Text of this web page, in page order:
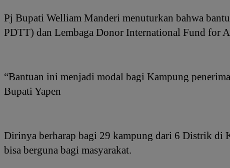
Pj Bupati Welliam Manderi menuturkan bahwa
PDTT) dan Lembaga Donor International Fund for
“Bantuan ini menjadi modal bagi Kampung
Bupati Yapen
Dirinya berharap bagi 29 kampung dari 6 Distrik di
bisa berguna bagi masyarakat.